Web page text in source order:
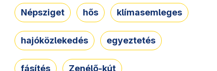
Népsziget hős klímasemleges
hajóközlekedés egyeztetés
fásítés Zenélő-kút